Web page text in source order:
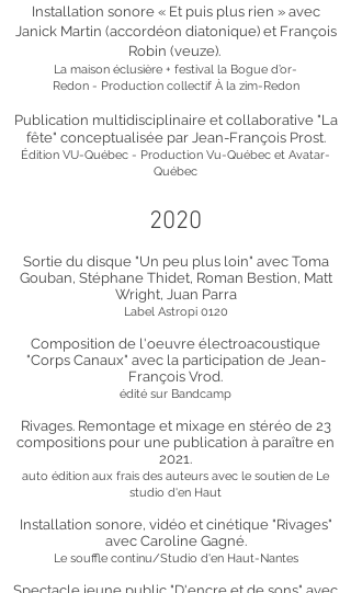
Installation sonore « Et puis plus rien » avec
Janick Martin (accordéon diatonique) et François
Robin (veuze).
La maison éclusière + festival la Bogue d’or-
Redon- Production collectif À la zim-Redon
Publication multidisciplinaire et collaborative"La
fête" conceptualisée par Jean-François Prost.
Édition VU-Québec - Production Vu-Québec et Avatar-
Québec
2020
Sortie du disque "Un peu plus loin" avec Toma
Gouban, Stéphane Thidet, Roman Bestion, Matt
Wright, Juan Parra
Label Astropi 0120
Composition de l'oeuvre électroacoustique
"Corps Canaux" avec la participation de Jean-
François Vrod.
édité sur Bandcamp
Rivages. Remontage et mixage en stéréo de 23
compositions pour une publication à paraître en
2021.
auto édition aux frais des auteurs avec le soutien de Le
studio d'en Haut
Installation sonore, vidéo et cinétique "Rivages"
avec Caroline Gagné.
Le souffle continu/Studio d'en Haut-Nantes